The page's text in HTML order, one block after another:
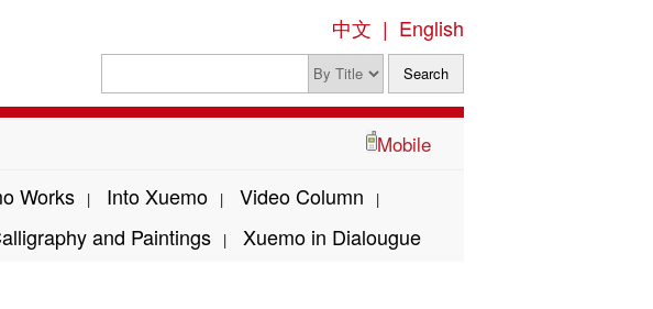
中文 | English
Mobile
Works | Into Xuemo | Video Column |
and Paintings | Xuemo in Dialougue